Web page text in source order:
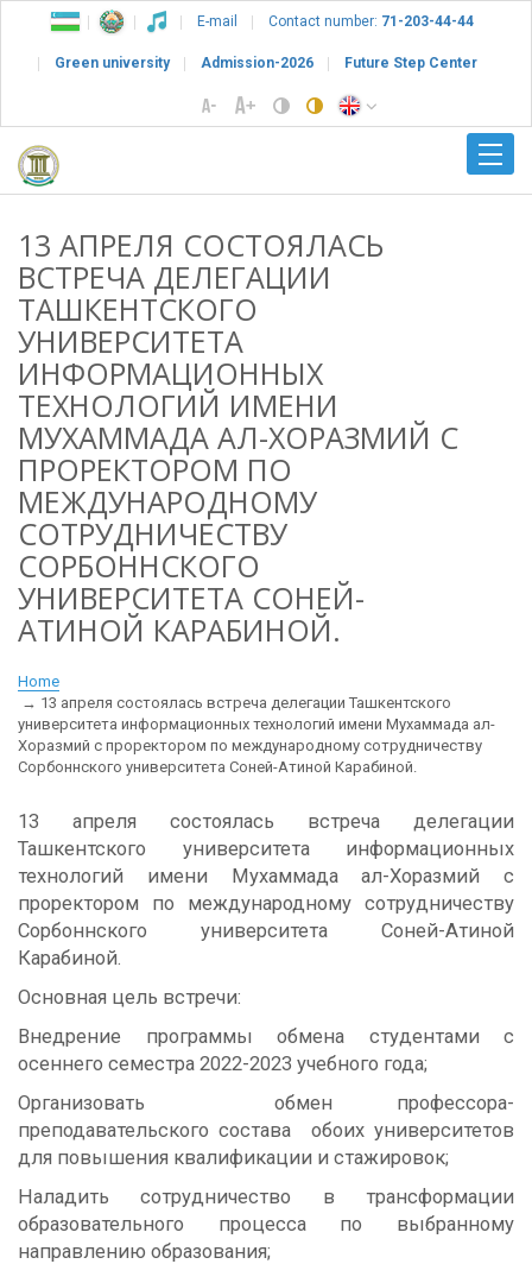
E-mail Contact number: 71-203-44-44
Green university Admission-2026 Future Step Center
13 АПРЕЛЯ СОСТОЯЛАСЬ
ВСТРЕЧА ДЕЛЕГАЦИИ
ТАШКЕНТСКОГО
УНИВЕРСИТЕТА
ИНФОРМАЦИОННЫХ
ТЕХНОЛОГИЙ ИМЕНИ
МУХАММАДА АЛ-ХОРАЗМИЙ С
ПРОРЕКТОРОМ ПО
МЕЖДУНАРОДНОМУ
СОТРУДНИЧЕСТВУ
СОРБОННСКОГО
УНИВЕРСИТЕТА СОНЕЙ-
АТИНОЙ КАРАБИНОЙ.
Home
13 апреля состоялась встреча делегации Ташкентского
университета информационных технологий имени Мухаммада ал-
Хоразмий с проректором по международному сотрудничеству
Сорбоннского университета Соней-Атиной Карабиной.
13 апреля состоялась встреча делегации
Ташкентского университета информационных
технологий имени Мухаммада ал-Хоразмий с
проректором по международному сотрудничеству
Сорбоннского университета Соней-Атиной
Карабиной.
Основная цель встречи:
Внедрение программы обмена студентами с
осеннего семестра 2022-2023 учебного года;
Организовать обмен профессора-
преподавательского состава обоих университетов
для повышения квалификации и стажировок;
Наладить сотрудничество в трансформации
образовательного процесса по выбранному
направлению образования;